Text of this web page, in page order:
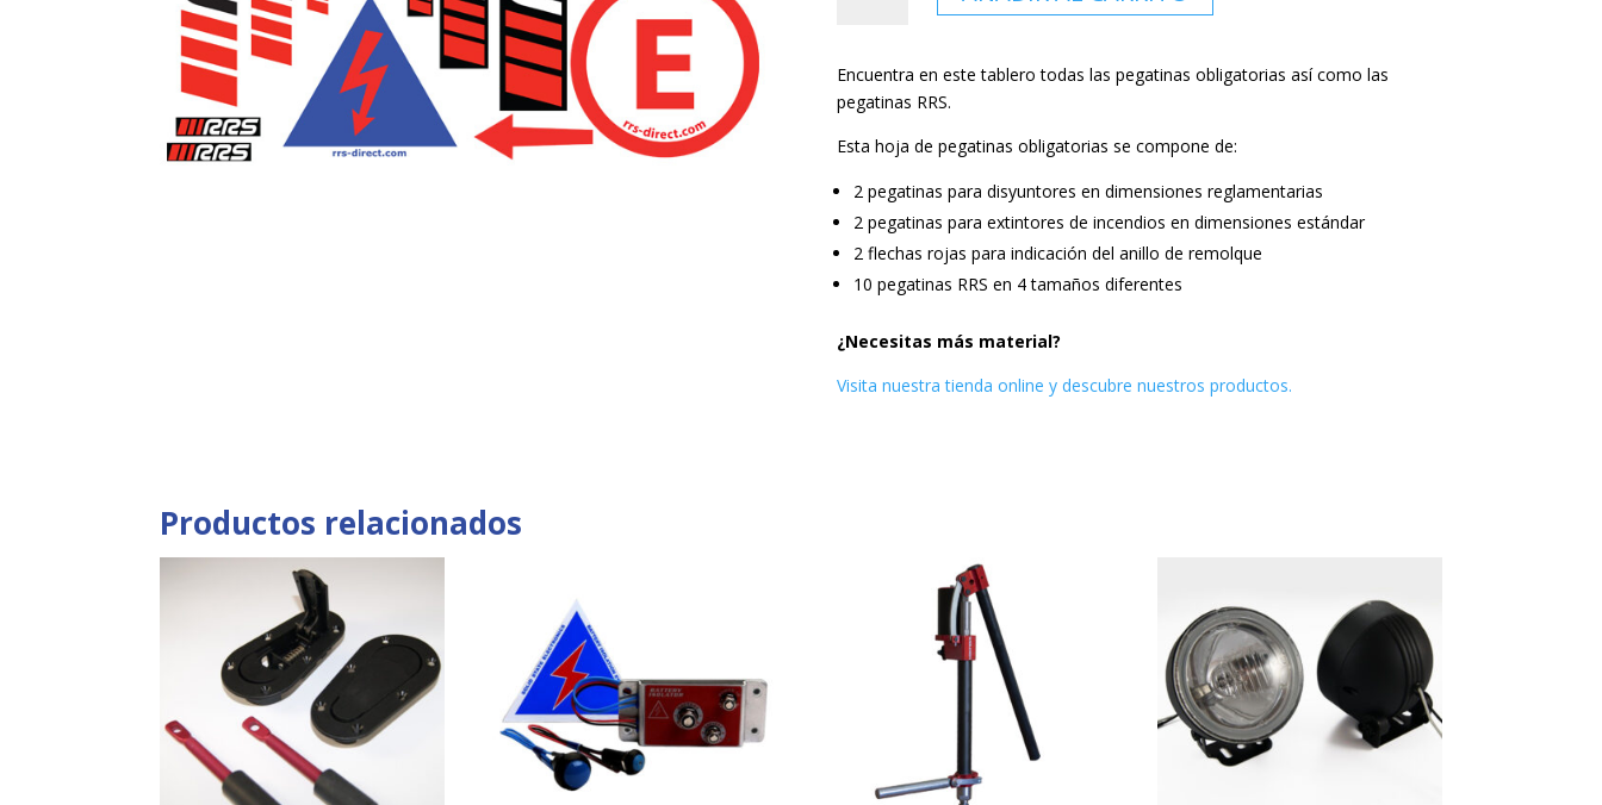
precortadas
(disyuntor,
extintor,
etc.)
cantidad
Encuentra en este tablero todas las pegatinas obligatorias así como las
pegatinas RRS.
Esta hoja de pegatinas obligatorias se compone de:
2 pegatinas para disyuntores en dimensiones reglamentarias
2 pegatinas para extintores de incendios en dimensiones estándar
2 flechas rojas para indicación del anillo de remolque
10 pegatinas RRS en 4 tamaños diferentes
¿Necesitas más material?
Visita nuestra tienda online y descubre nuestros productos.
Productos relacionados